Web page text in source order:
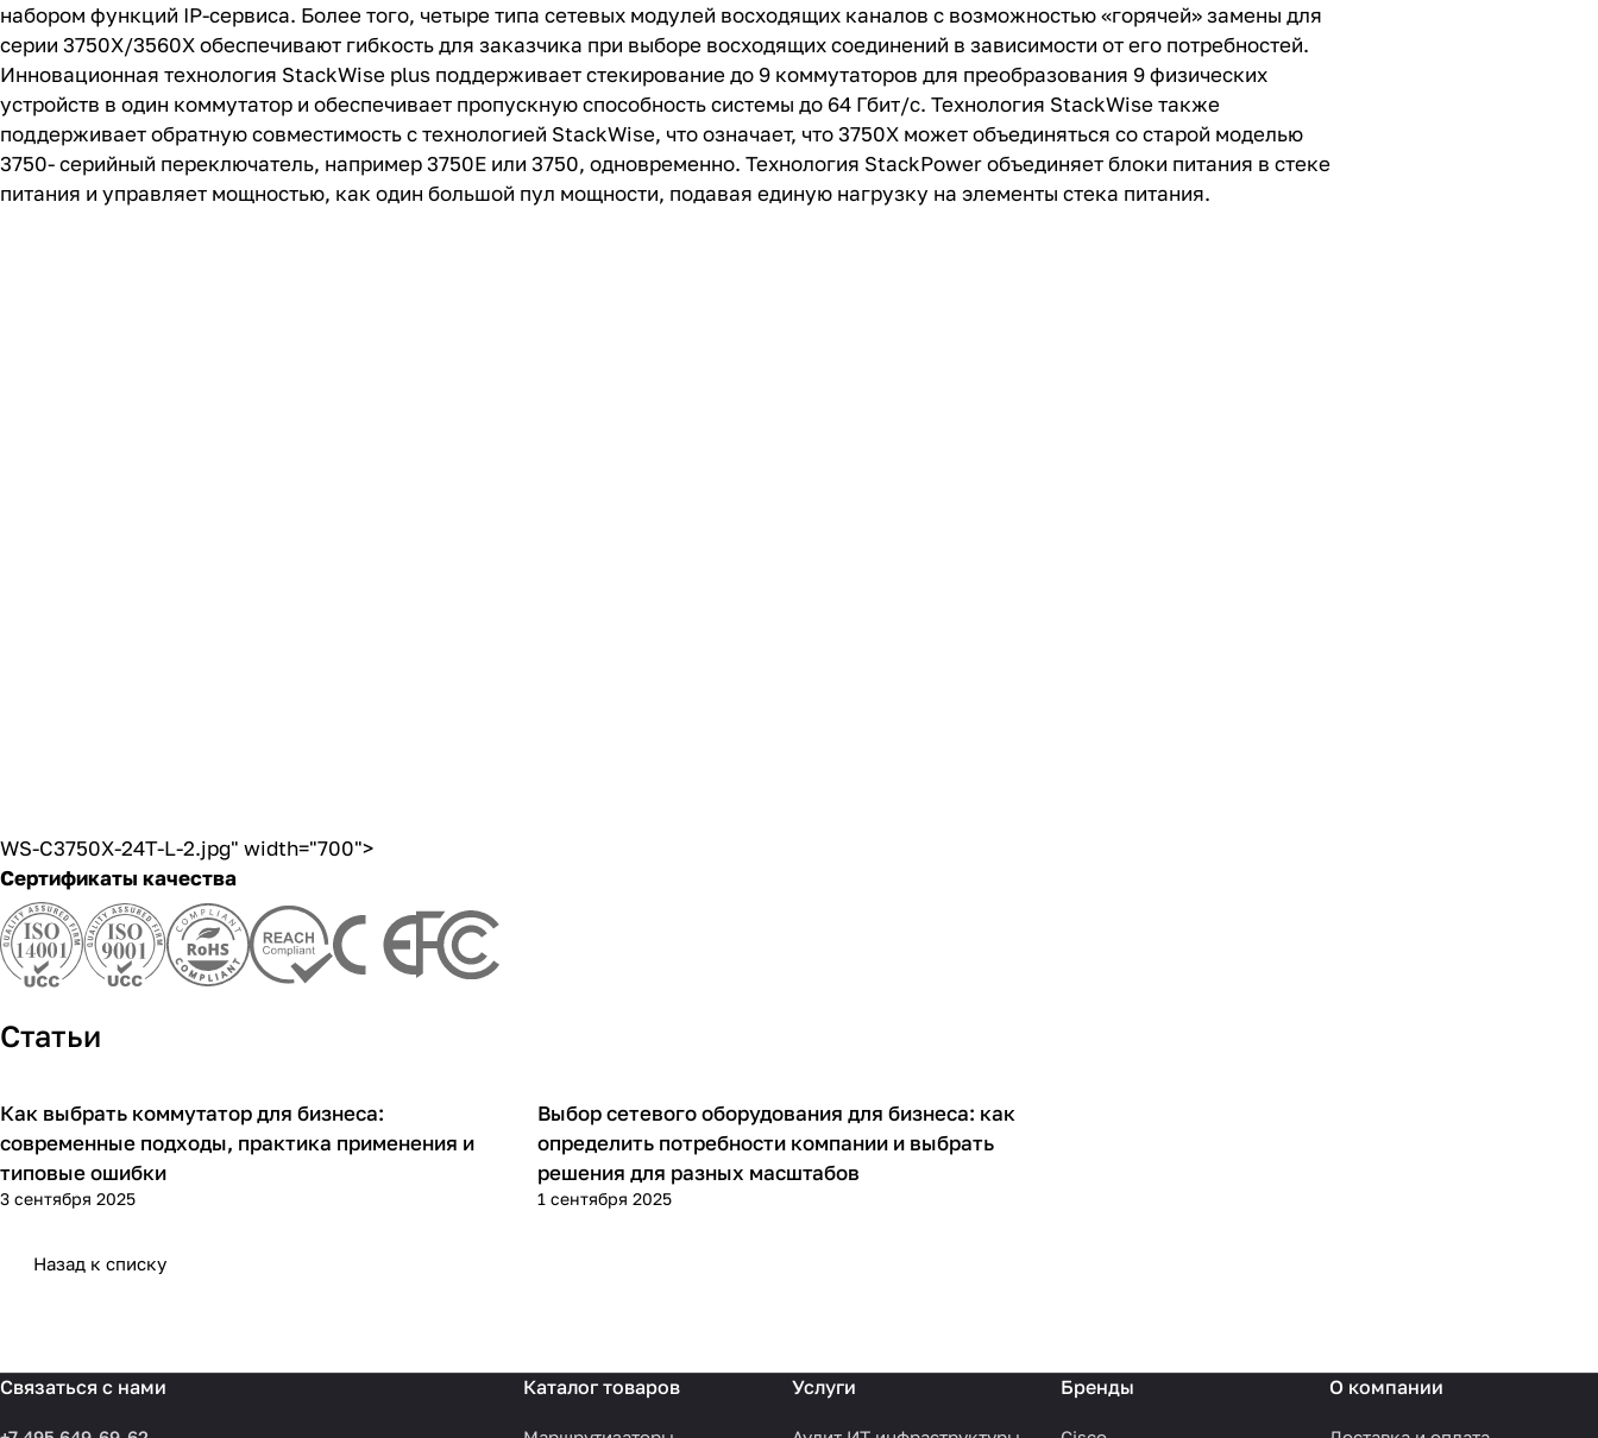
набором функций IP-сервиса. Более того, четыре типа сетевых модулей восходящих каналов с возможностью «горячей» замены для
серии 3750X/3560X обеспечивают гибкость для заказчика при выборе восходящих соединений в зависимости от его потребностей.
Инновационная технология StackWise plus поддерживает стекирование до 9 коммутаторов для преобразования 9 физических
устройств в один коммутатор и обеспечивает пропускную способность системы до 64 Гбит/с. Технология StackWise также
поддерживает обратную совместимость с технологией StackWise, что означает, что 3750X может объединяться со старой моделью
3750- серийный переключатель, например 3750E или 3750, одновременно. Технология StackPower объединяет блоки питания в стеке
питания и управляет мощностью, как один большой пул мощности, подавая единую нагрузку на элементы стека питания.
WS-C3750X-24T-L-2.jpg" width="700">
Сертификаты качества
Статьи
Советы покупателям
Как выбрать коммутатор для бизнеса:
современные подходы, практика применения и
типовые ошибки
3 сентября 2025
Советы покупателям
Выбор сетевого оборудования для бизнеса: как
определить потребности компании и выбрать
решения для разных масштабов
1 сентября 2025
Назад к списку
Связаться с нами Каталог товаров Услуги Бренды О компании